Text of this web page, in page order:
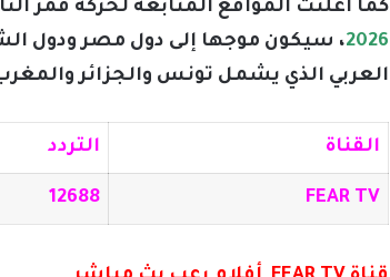
كما أعلنت المواقع المتابعة لحركة قمر
2026، سيكون موجها إلى دول مصر ودول
العربي الذي يشمل تونس والجزائر
القناة التردد
FEAR TV
12688